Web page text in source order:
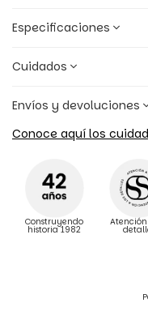
Especificaciones
Cuidados
Envíos y devoluciones
Conoce aquí los
Construyendo
historia 1982